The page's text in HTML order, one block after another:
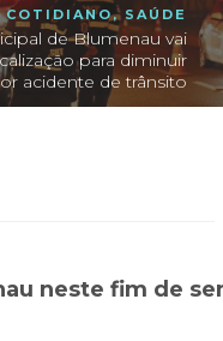
COTIDIANO, SAÚDE
de Blumenau vai
para diminuir
acidente de trânsito
neste fim de